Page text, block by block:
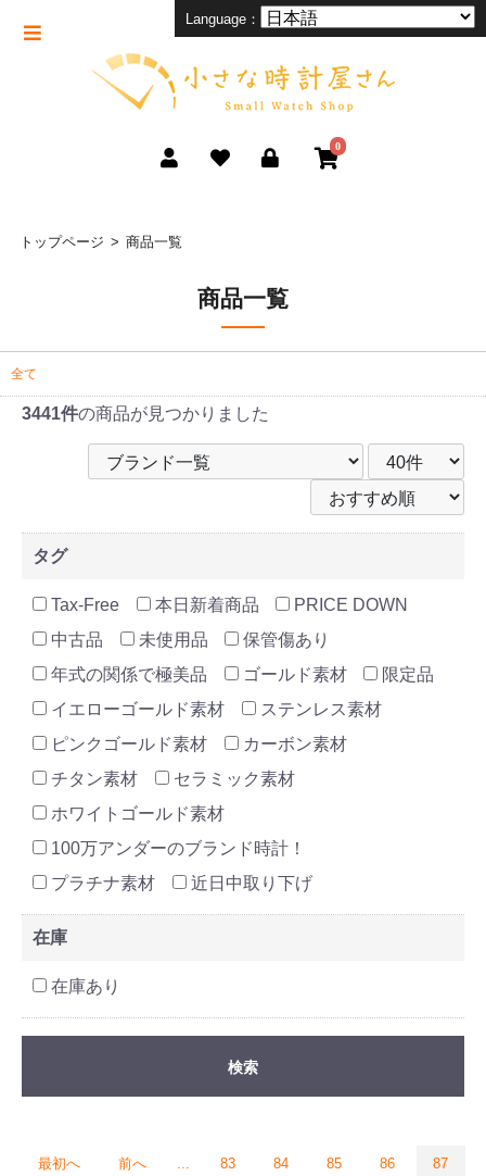
Language：
0
トップページ 商品一覧
商品一覧
全て
3441件の商品が見つかりました
タグ
Tax-Free 本日新着商品
PRICE DOWN
中古品
未使用品
保管傷あり
年式の関係で極美品
ゴールド素材
限定品
イエローゴールド素材
ステンレス素材
ピンクゴールド素材
カーボン素材
チタン素材
セラミック素材
ホワイトゴールド素材
100万アンダーのブランド時計！
プラチナ素材
近日中取り下げ
在庫
在庫あり
検索
最初へ 前へ ... 83 84 85 86 87